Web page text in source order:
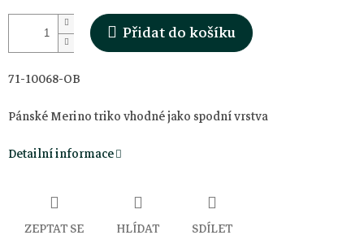
Přidat do košíku
71-10068-OB
Pánské Merino triko vhodné jako spodní vrstva
Detailní informace
ZEPTAT SE HLÍDAT SDÍLET